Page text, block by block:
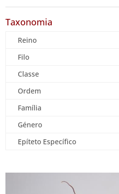
Taxonomia
Reino
Filo
Classe
Ordem
Família
Género
Epíteto Específico